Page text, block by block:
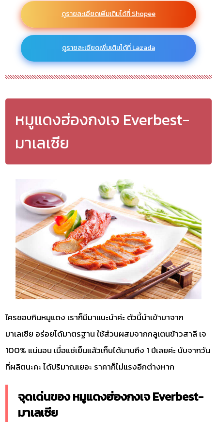
ดูรายละเอียดเพิ่มเติมได้ที่ Shopee
ดูรายละเอียดเพิ่มเติมได้ที่ Lazada
หมูแดงฮ่องกงเจ Everbest-
มาเลเซีย
ใครชอบกินหมูแดง เราก็มีมาแนะนำค่ะ ตัวนี้นำเข้ามาจาก
มาเลเซีย อร่อยได้มาตรฐาน ใช้ส่วนผสมจากกลูเตนข้าวสาลี เจ
100% แน่นอน เมื่อแช่เย็นแล้วเก็บได้นานถึง 1 ปีเลยค่ะ นับจากวัน
ที่ผลิตนะคะ ได้ปริมาณเยอะ ราคาก็ไม่แรงอีกต่างหาก
จุดเด่นของ หมูแดงฮ่องกงเจ Everbest-
มาเลเซีย